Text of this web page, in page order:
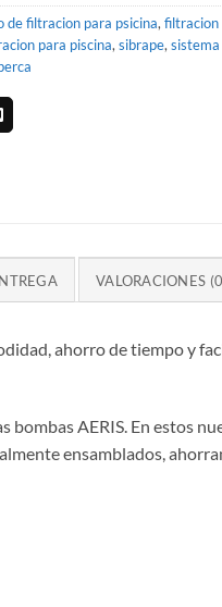
de filtracion para psicina,filtracion
para piscina,sibrape,sistema
VALORACIONES
ahorro de tiempo y
AERIS. En estos
ensamblados,